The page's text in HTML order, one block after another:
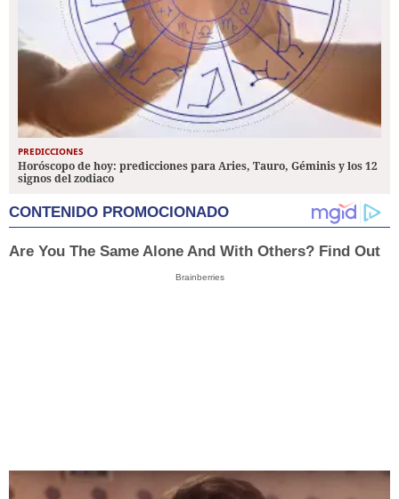
PREDICCIONES
Horóscopo de hoy: predicciones para Aries, Tauro, Géminis y los 12
signos del zodiaco
CONTENIDO PROMOCIONADO
Are You The Same Alone And With Others? Find Out
Brainberries